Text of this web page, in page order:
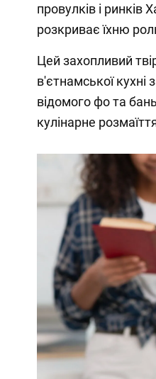
провулків і ринків
розкриває їхню
Цей захопливий
в'єтнамської кухні
відомого фо та
кулінарне